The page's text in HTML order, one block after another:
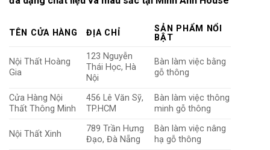
TÊN CỬA HÀNG ĐỊA CHỈ
SẢN PHẨM NỔI
BẬT
Nội Thất Hoàng
Gia
123 Nguyễn
Thái Học, Hà
Nội
Bàn làm việc bằng
gỗ thông
Cửa Hàng Nội
Thất Thông Minh
456 Lê Văn Sỹ,
TP.HCM
Bàn làm việc thông
minh gỗ thông
Nội Thất Xinh
789 Trần Hưng
Đạo, Đà Nẵng
Bàn làm việc nâng
hạ gỗ thông